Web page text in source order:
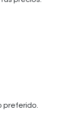
preferido.